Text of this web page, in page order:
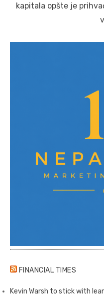
kapitala opšte je
FINANCIAL TIMES
Kevin Warsh to stick with